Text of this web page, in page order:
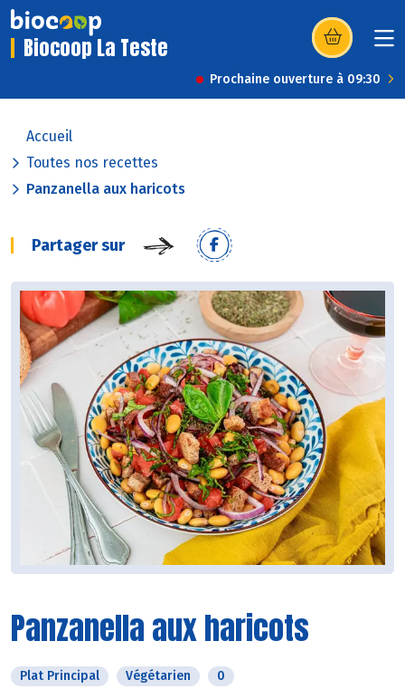
Biocoop La Teste (s’ouvre dans
Prochaine ouverture à 09:30
Accueil
Toutes nos recettes
Panzanella aux haricots
Partager sur
Panzanella aux haricots
Plat Principal Végétarien 0